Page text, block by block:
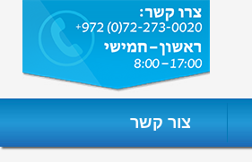
content
צור קשר